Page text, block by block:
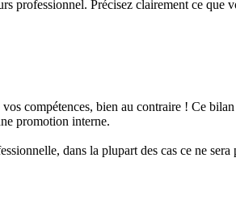
professionnel. Précisez clairement ce que
compétences, bien au contraire ! Ce
promotion interne.
dans la plupart des cas ce ne